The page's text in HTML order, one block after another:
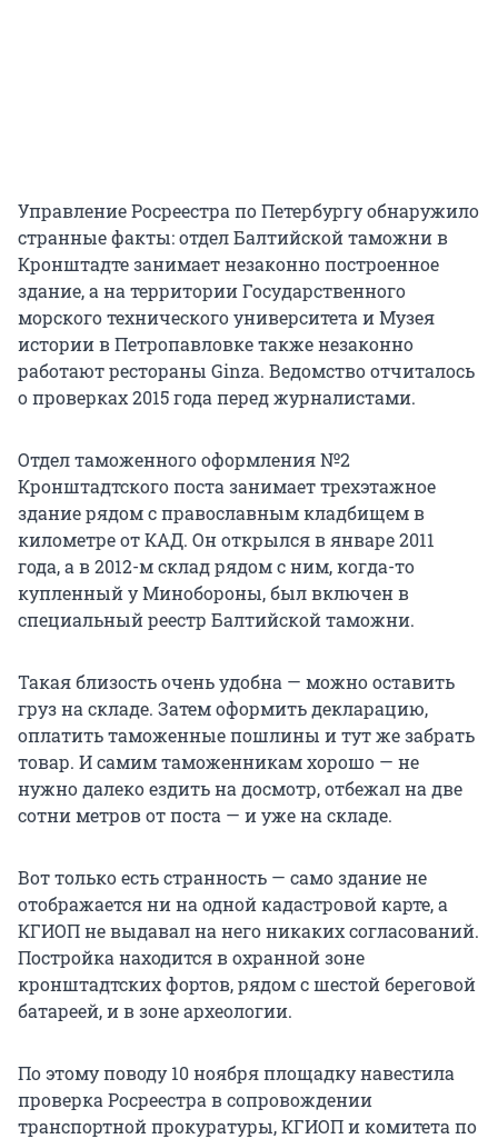
Управление Росреестра по Петербургу обнаружило
странные факты: отдел Балтийской таможни в
Кронштадте занимает незаконно построенное
здание, а на территории Государственного
морского технического университета и Музея
истории в Петропавловке также незаконно
работают рестораны Ginza. Ведомство отчиталось
о проверках 2015 года перед журналистами.
Отдел таможенного оформления №2
Кронштадтского поста занимает трехэтажное
здание рядом с православным кладбищем в
километре от КАД. Он открылся в январе 2011
года, а в 2012-м склад рядом с ним, когда-то
купленный у Минобороны, был включен в
специальный реестр Балтийской таможни.
Такая близость очень удобна — можно оставить
груз на складе. Затем оформить декларацию,
оплатить таможенные пошлины и тут же забрать
товар. И самим таможенникам хорошо — не
нужно далеко ездить на досмотр, отбежал на две
сотни метров от поста — и уже на складе.
Вот только есть странность — само здание не
отображается ни на одной кадастровой карте, а
КГИОП не выдавал на него никаких согласований.
Постройка находится в охранной зоне
кронштадтских фортов, рядом с шестой береговой
батареей, и в зоне археологии.
По этому поводу 10 ноября площадку навестила
проверка Росреестра в сопровождении
транспортной прокуратуры, КГИОП и комитета по